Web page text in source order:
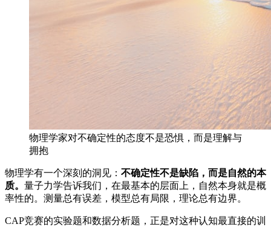
物理学家对不确定性的态度不是恐惧，而是理解与
拥抱
物理学有一个深刻的洞见： 不确定性不是缺陷，而是自然的本
质。 量子力学告诉我们，在最基本的层面上，自然本身就是概
率性的。测量总有误差，模型总有局限，理论总有边界。
CAP竞赛的实验题和数据分析题，正是对这种认知最直接的训